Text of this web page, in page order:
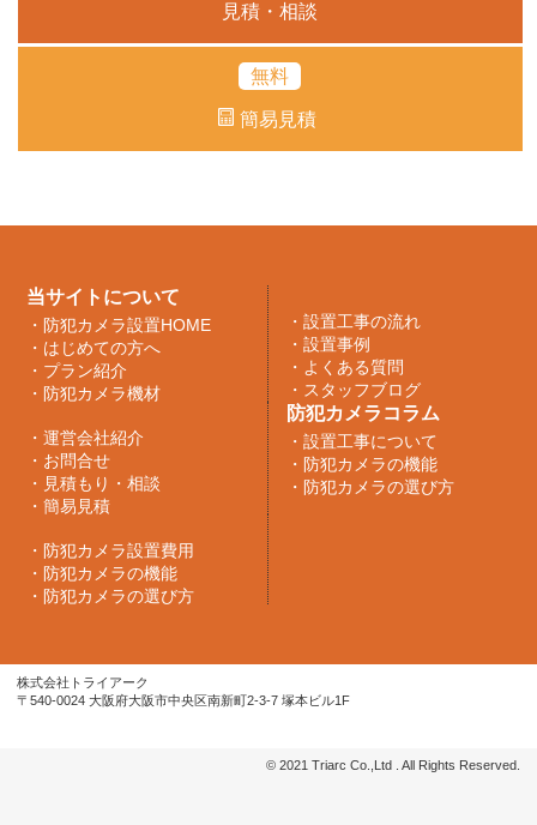
見積・相談
無料
簡易見積
当サイトについて
・ 防犯カメラ設置HOME
・ はじめての方へ
・ プラン紹介
・ 防犯カメラ機材
・ 設置工事の流れ
・ 設置事例
・ よくある質問
・ スタッフブログ
・ 運営会社紹介
・ お問合せ
・ 見積もり・相談
・ 簡易見積
防犯カメラコラム
・ 設置工事について
・ 防犯カメラの機能
・ 防犯カメラの選び方
・ 防犯カメラ設置費用
・ 防犯カメラの機能
・ 防犯カメラの選び方
株式会社トライアーク
〒540-0024 大阪府大阪市中央区南新町2-3-7 塚本ビル1F
© 2021 Triarc Co.,Ltd . All Rights Reserved.